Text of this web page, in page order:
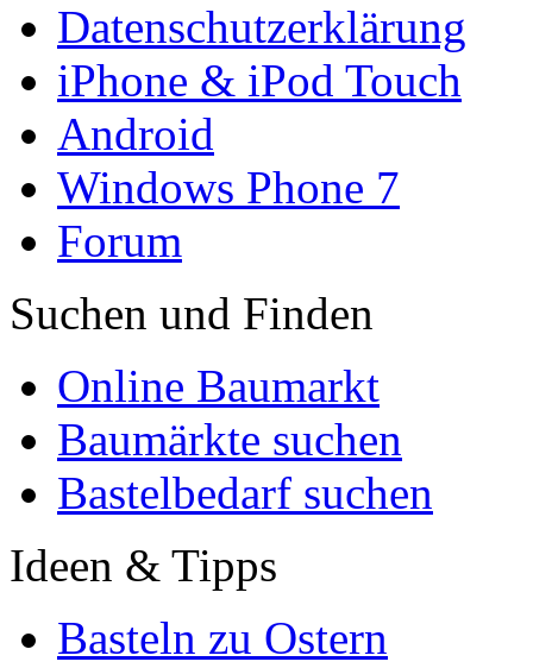
Datenschutzerklärung
iPhone & iPod Touch
Android
Windows Phone 7
Forum
Suchen und Finden
Online Baumarkt
Baumärkte suchen
Bastelbedarf suchen
Ideen & Tipps
Basteln zu Ostern